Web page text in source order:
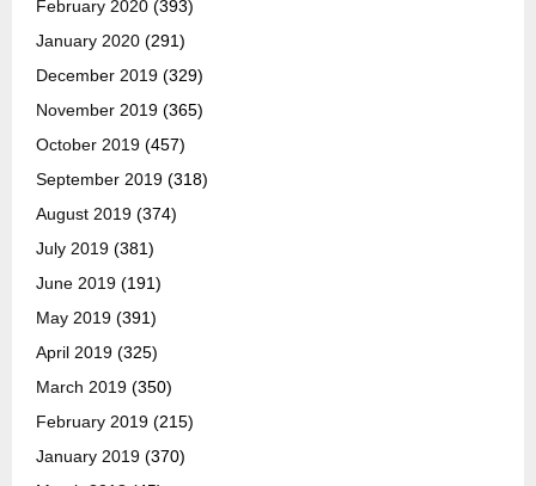
February 2020 (393)
January 2020 (291)
December 2019 (329)
November 2019 (365)
October 2019 (457)
September 2019 (318)
August 2019 (374)
July 2019 (381)
June 2019 (191)
May 2019 (391)
April 2019 (325)
March 2019 (350)
February 2019 (215)
January 2019 (370)